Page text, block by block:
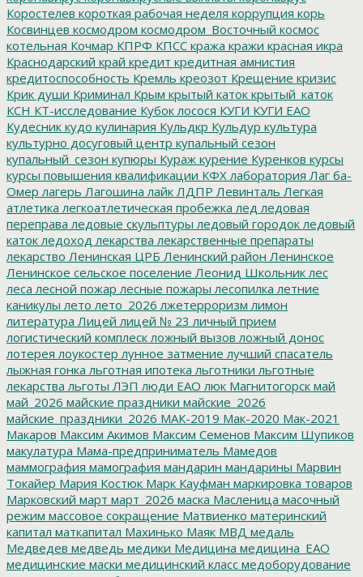
Коростелев короткая рабочая неделя коррупция корь
Косвинцев космодром космодром_Восточный космос
котельная Кочмар КПРФ КПСС кража кражи красная икра
Краснодарский край кредит кредитная амнистия
кредитоспособность Кремль креозот Крещение кризис
Крик души Криминал Крым крытый каток крытый_каток
КСН КТ-исследование Кубок лосося КУГИ КУГИ ЕАО
Кудесник кудо кулинария Кульдкр Кульдур культура
культурно досуговый центр купальный сезон
купальный_сезон купюры Кураж курение Куренков курсы
курсы повышения квалификации КФХлаборатория Лаг ба-
Омер лагерь Лагошина лайк ЛДПР Левинталь Легкая
атлетика легкоатлетическая пробежка лед ледовая
переправа ледовые скульптуры ледовый городокледовый
катокледоход лекарства лекарственные препараты
лекарство Ленинская ЦРБ Ленинский район Ленинское
Ленинское сельское поселение Леонид Школьниклес
леса лесной пожар лесные пожары лесопилка летние
каникулы лето лето_2026 лжетерроризм лимон
литература Лицей лицей № 23 личный прием
логистический комплескложный вызов ложный донос
лотерея лоукостер лунное затмение лучший спасатель
лыжная гонка льготная ипотека льготники льготные
лекарства льготы ЛЭП люди ЕАО люк Магнитогорск май
май_2026 майские праздники майские_2026
майские_праздники_2026 МАК-2019 Мак-2020 Мак-2021
Макаров Максим Акимов Максим Семенов Максим Шупиков
макулатура Мама-предприниматель Мамедов
маммография мамография мандарин мандарины Марвин
Токайер Мария Костюк Марк Кауфман маркировка товаров
Марковский март март_2026 маска Масленица масочный
режим массовое сокращение Матвиенко материнский
капитал маткапитал Махинько Маяк МВД медаль
Медведев медведь медики Медицина медицина_ЕАО
медицинские маски медицинский класс медоборудование